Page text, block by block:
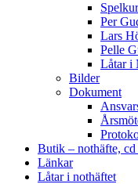
Per
Lars
Pelle
Låtar i
Bilder
Dokument
Butik – nothäfte, cd
Länkar
Låtar i nothäftet